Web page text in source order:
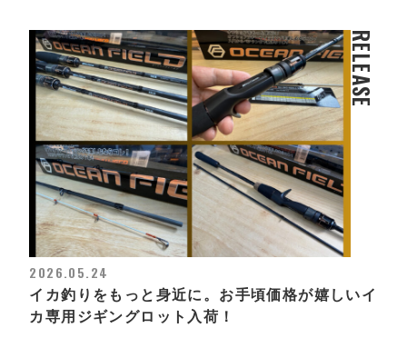
RELEASE
2026.05.24
イカ釣りをもっと身近に。お手頃価格が嬉しいイ
カ専用ジギングロット入荷！